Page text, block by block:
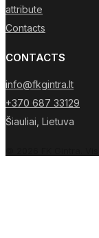
attribute
Contacts
CONTACTS
info@fkgintra.lt
+370 687 33129
Šiauliai, Lietuva